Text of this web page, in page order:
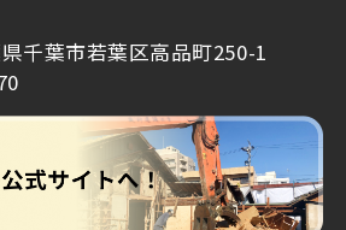
千葉市若葉区高品町250-1